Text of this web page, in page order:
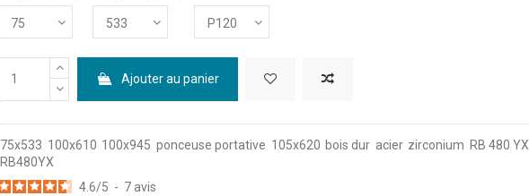
Ajouter au panier
75x533 100x610 100x945 ponceuse portative 105x620 bois dur acier zirconium RB 480 YX
RB480YX
4.6/5 - 7 avis